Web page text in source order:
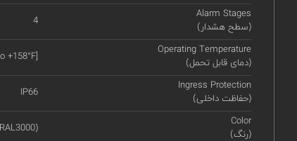
Alarm Stages
(سطح هشدار)
4
Operating Temperature
(دمای قابل تحمل)
+158°F]
Ingress Protection
(حفاظت داخلی)
IP66
Color
(رنگ)